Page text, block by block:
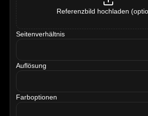
Referenzbild hochladen
Seitenverhältnis
ratio
Auflösung
resolution
Farboptionen
tattooColor